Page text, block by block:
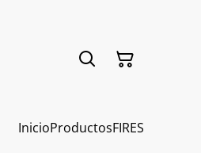
InicioProductosFIRES